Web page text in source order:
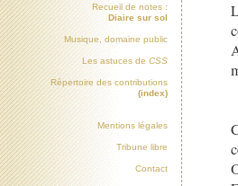
Recueil de notes :
Diaire sur sol
Musique, domaine public
Les astuces de CSS
Répertoire des contributions
(index)
Mentions légales
Tribune libre
Contact